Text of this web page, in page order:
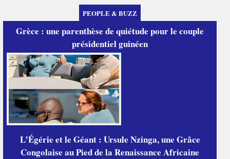
PEOPLE & BUZZ
Grèce : une parenthèse de quiétude pour le couple
présidentiel guinéen
L’Égérie et le Géant : Ursule Nzinga, une Grâce
Congolaise au Pied de la Renaissance Africaine